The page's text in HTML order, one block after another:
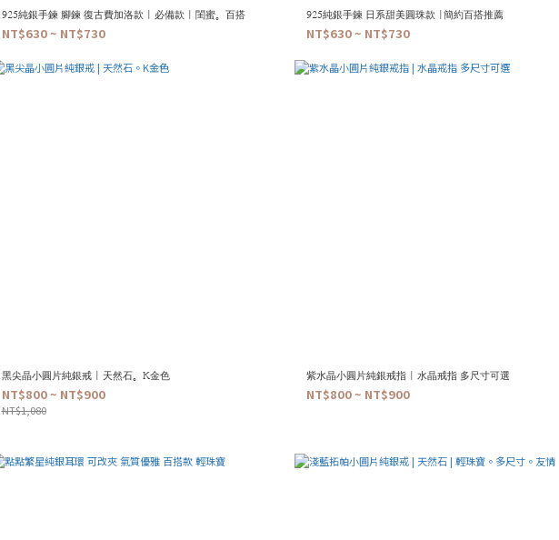
925純銀手鍊 腳鍊 復古費加洛款 | 必備款 | 閨蜜。百搭
NT$630 ~ NT$730
925純銀手鍊 日系甜美圓珠款 |簡約百搭推薦
NT$630 ~ NT$730
黑尖晶小圓片純銀戒 | 天然石。K金色
NT$800 ~ NT$900
NT$1,080
紫水晶小圓片純銀戒指 | 水晶戒指 多尺寸可選
NT$800 ~ NT$900